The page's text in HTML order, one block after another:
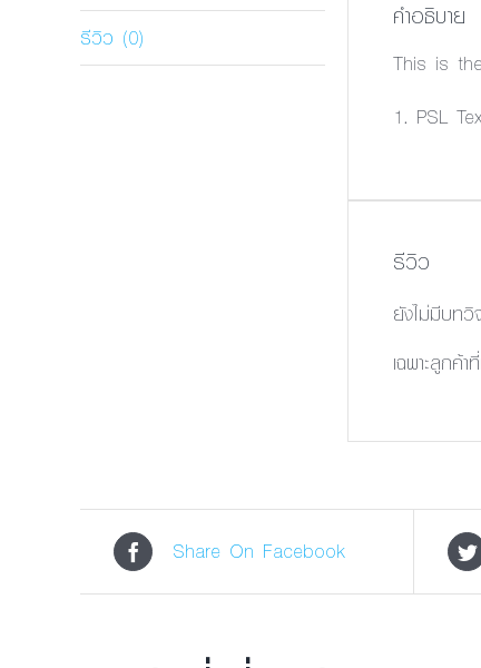
รีวิว (0)
คำอธิบาย
This is
1. PSL
รีวิว
ยังไม่มีบท
เฉพาะลูกค้
Share On Facebook